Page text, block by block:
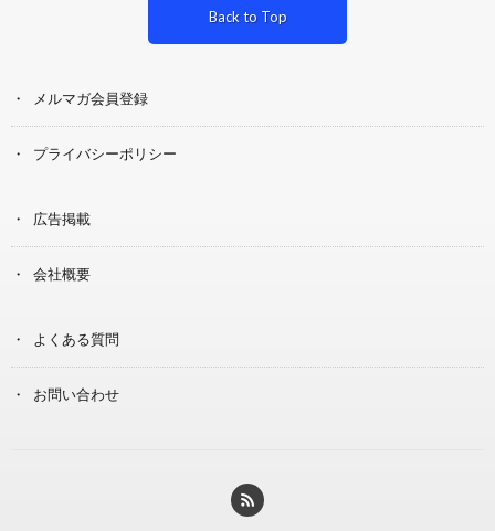
Back to Top
メルマガ会員登録
プライバシーポリシー
広告掲載
会社概要
よくある質問
お問い合わせ